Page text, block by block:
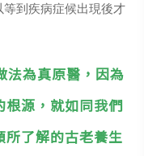
到疾病症候出現後才
法為真原醫，因為
根源，就如同我們
所了解的古老養生